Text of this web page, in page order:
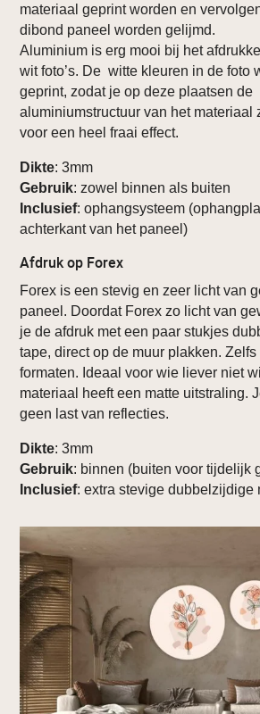
materiaal geprint worden en
dibond paneel worden gelijmd.
Aluminium is erg mooi bij het
wit foto’s. De witte kleuren in de foto
geprint, zodat je op deze plaatsen de
aluminiumstructuur van het materiaal
voor een heel fraai effect.
Dikte: 3mm
Gebruik: zowel binnen als buiten
Inclusief: ophangsysteem
achterkant van het paneel)
Afdruk op Forex
Forex is een stevig en zeer licht van
paneel. Doordat Forex zo licht van
je de afdruk met een paar stukjes
tape, direct op de muur plakken.
formaten. Ideaal voor wie liever niet
materiaal heeft een matte uitstraling.
geen last van reflecties.
Dikte: 3mm
Gebruik: binnen (buiten voor tijdelijk
Inclusief: extra stevige dubbelzijdige